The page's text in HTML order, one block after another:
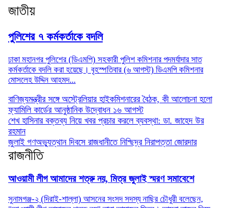
জাতীয়
পুলিশের ৭ কর্মকর্তাকে বদলি
ঢাকা মহানগর পুলিশের (ডিএমপি) সহকারী পুলিশ কমিশনার পদমর্যাদার সাত
কর্মকর্তাকে বদলি করা হয়েছে। বৃহস্পতিবার (৬ আগস্ট) ডিএমপি কমিশনার
মোসলেহ উদ্দিন আহমদ...
বাণিজ্যমন্ত্রীর সঙ্গে অস্ট্রেলিয়ার হাইকমিশনারের বৈঠক, কী আলোচনা হলো
ফ্যামিলি কার্ডের আনুষ্ঠানিক উদ্বোধন ১৬ আগস্ট
শেখ হাসিনার বক্তব্য নিয়ে খবর প্রচার করলে ব্যবস্থা: ডা. জাহেদ উর
রহমান
জুলাই গণঅভ্যুত্থান দিবসে রাজধানীতে নিশ্ছিদ্র নিরাপত্তা জোরদার
রাজনীতি
আওয়ামী লীগ আমাদের শত্রু নয়, মিত্র জুলাই স্মরণ সমাবেশে
সুনামগঞ্জ-২ (দিরাই-শাল্লা) আসনের সংসদ সদস্য নাছির চৌধুরী বলেছেন,